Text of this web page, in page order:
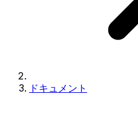
ドキュメント